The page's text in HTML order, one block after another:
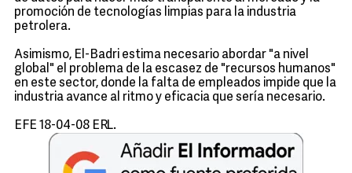
promoción de tecnologías limpias para la industria
petrolera.
Asimismo, El-Badri estima necesario abordar "a nivel
global" el problema de la escasez de "recursos humanos"
en este sector, donde la falta de empleados impide que la
industria avance al ritmo y eficacia que sería necesario.
EFE 18-04-08 ERL.